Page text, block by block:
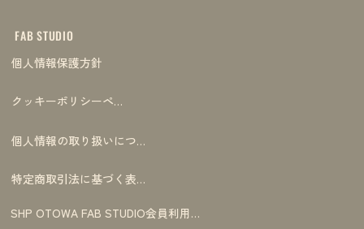
FAB STUDIO
個人情報保護方針
クッキーポリシーページ
個人情報の取り扱いについて
特定商取引法に基づく表記
SHP OTOWA FAB STUDIO会員利用規約